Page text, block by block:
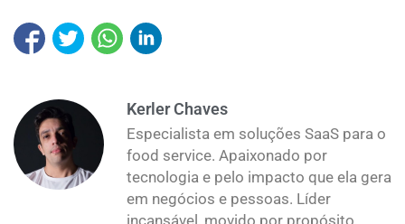
Kerler Chaves
Especialista em soluções SaaS para o
food service. Apaixonado por
tecnologia e pelo impacto que ela gera
em negócios e pessoas. Líder